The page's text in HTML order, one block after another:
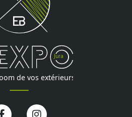
Facebook-Instagram